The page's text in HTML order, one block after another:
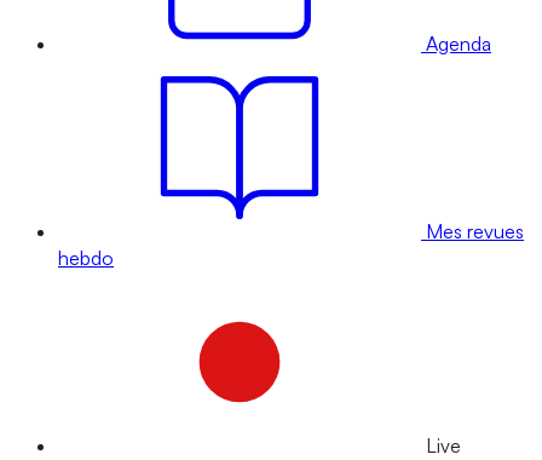
Agenda
Mes revues
hebdo
Live